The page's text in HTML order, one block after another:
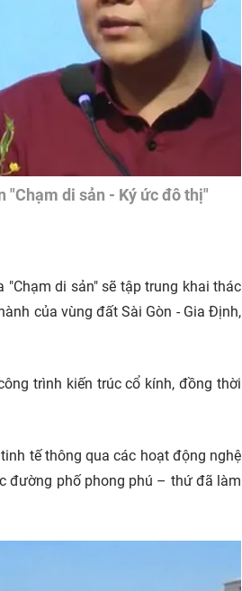
"Chạm di sản - Ký ức đô thị"
di sản" sẽ tập trung khai thác
của vùng đất Sài Gòn - Gia Định,
trình kiến trúc cổ kính, đồng thời
tế thông qua các hoạt động nghệ
đường phố phong phú – thứ đã làm